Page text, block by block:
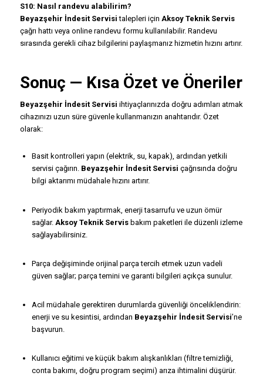
S10: Nasıl randevu alabilirim?
Beyazşehir İndesit Servisi talepleri için Aksoy Teknik Servis
çağrı hattı veya online randevu formu kullanılabilir. Randevu
sırasında gerekli cihaz bilgilerini paylaşmanız hizmetin hızını artırır.
Sonuç — Kısa Özet ve Öneriler
Beyazşehir İndesit Servisi ihtiyaçlarınızda doğru adımları atmak
cihazınızı uzun süre güvenle kullanmanızın anahtarıdır. Özet
olarak:
Basit kontrolleri yapın (elektrik, su, kapak), ardından yetkili
servisi çağırın. Beyazşehir İndesit Servisi çağrısında doğru
bilgi aktarımı müdahale hızını artırır.
Periyodik bakım yaptırmak, enerji tasarrufu ve uzun ömür
sağlar. Aksoy Teknik Servisbakım paketleri ile düzenli izleme
sağlayabilirsiniz.
Parça değişiminde orijinal parça tercih etmek uzun vadeli
güven sağlar; parça temini ve garanti bilgileri açıkça sunulur.
Acil müdahale gerektiren durumlarda güvenliği önceliklendirin:
enerji ve su kesintisi, ardından Beyazşehir İndesit Servisi’ne
başvurun.
Kullanıcı eğitimi ve küçük bakım alışkanlıkları (filtre temizliği,
conta bakımı, doğru program seçimi) arıza ihtimalini düşürür.